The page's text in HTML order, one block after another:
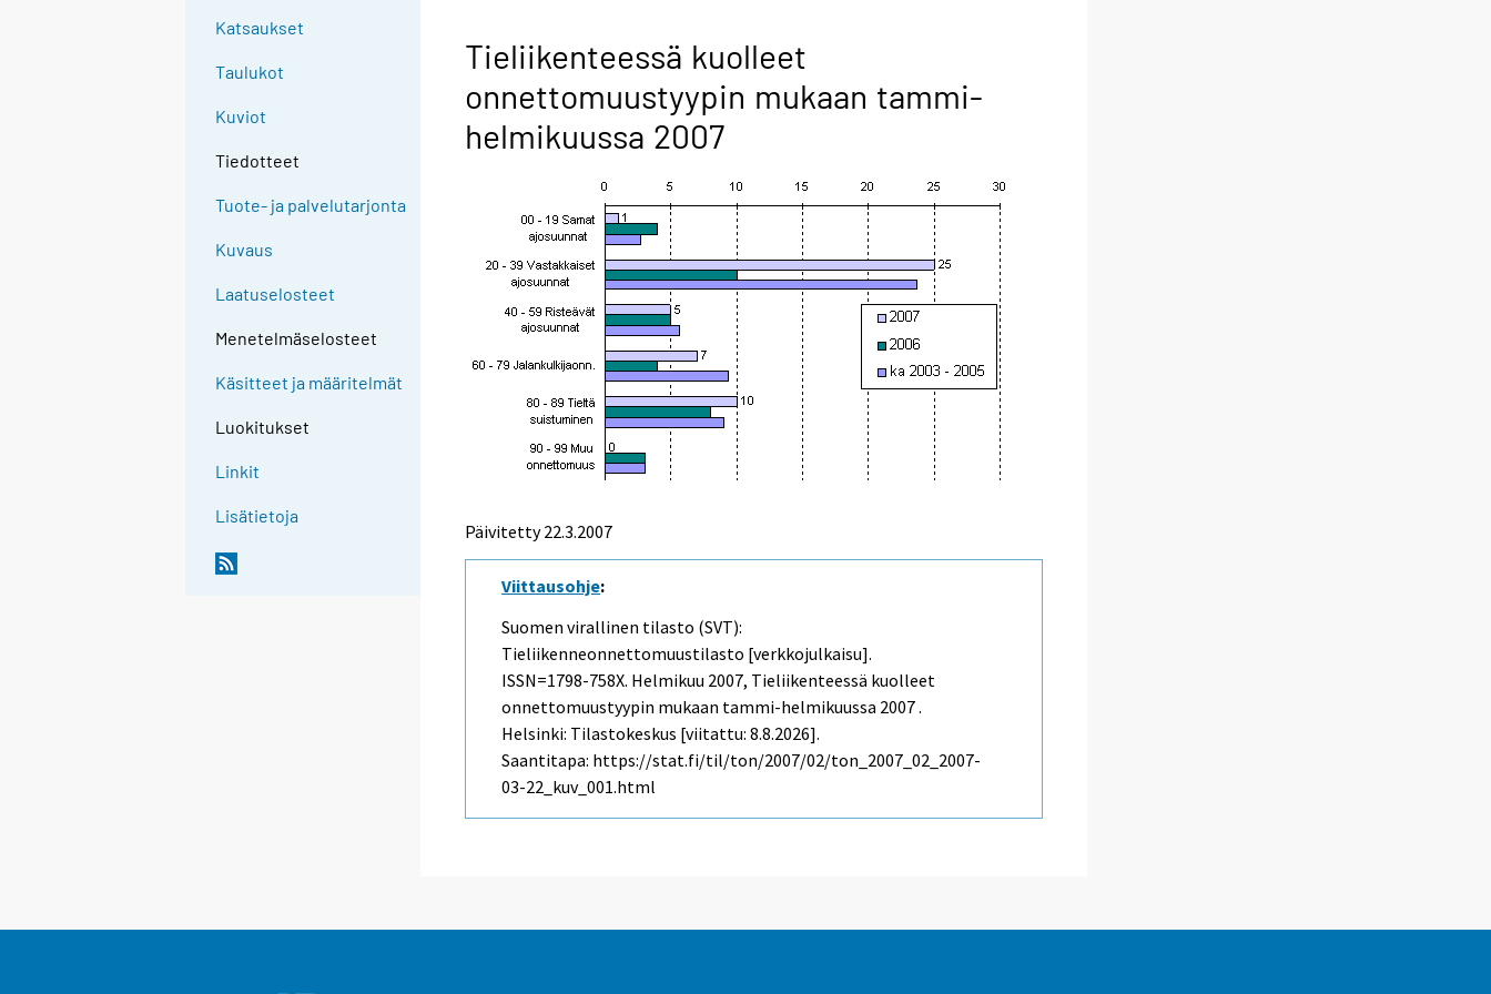
Katsaukset
Taulukot
Kuviot
Tiedotteet
Tuote- ja palvelutarjonta
Kuvaus
Laatuselosteet
Menetelmäselosteet
Käsitteet ja määritelmät
Luokitukset
Linkit
Lisätietoja
Tieliikenteessä kuolleet
onnettomuustyypin mukaan tammi-
helmikuussa 2007
Päivitetty22.3.2007
Viittausohje:
Suomen virallinen tilasto (SVT):
Tieliikenneonnettomuustilasto [verkkojulkaisu].
ISSN=1798-758X. Helmikuu 2007, Tieliikenteessä kuolleet
onnettomuustyypin mukaan tammi-helmikuussa 2007 .
Helsinki: Tilastokeskus [viitattu: 8.8.2026].
Saantitapa: https://stat.fi/til/ton/2007/02/ton_2007_02_2007-
03-22_kuv_001.html